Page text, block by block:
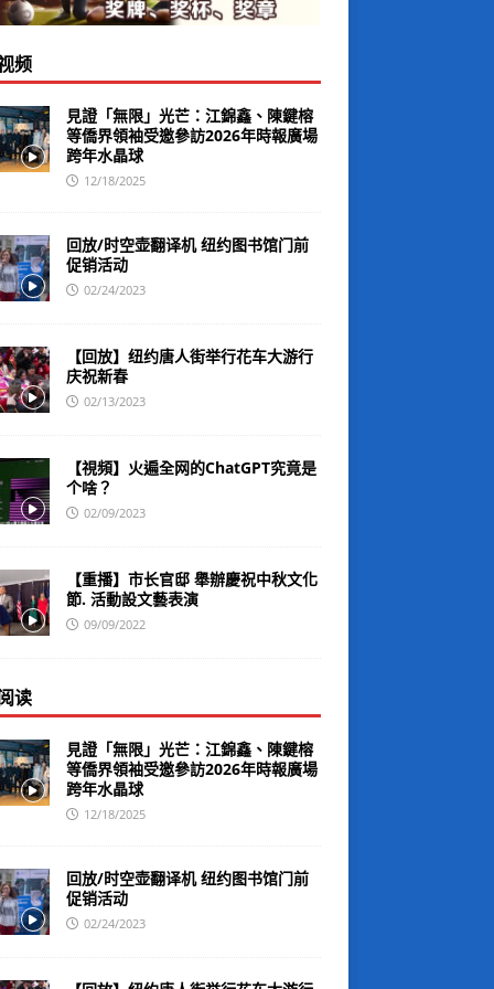
频
見證「無限」光芒：江錦鑫、陳鍵榕
等僑界領袖受邀參訪2026年時報廣場
跨年水晶球
12/18/2025
回放/时空壶翻译机 纽约图书馆门前
促销活动
02/24/2023
【回放】纽约唐人街举行花车大游行
庆祝新春
02/13/2023
【視頻】火遍全网的ChatGPT究竟是
个啥？
02/09/2023
【重播】市长官邸 舉辦慶祝中秋文化
節. 活動設文藝表演
09/09/2022
读
見證「無限」光芒：江錦鑫、陳鍵榕
等僑界領袖受邀參訪2026年時報廣場
跨年水晶球
12/18/2025
回放/时空壶翻译机 纽约图书馆门前
促销活动
02/24/2023